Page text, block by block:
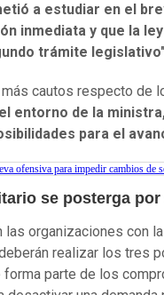
a estudiar en el
inmediata y que la
trámite
cautos respecto de
entorno de la
para el
ofensiva para impedir cambios de
se posterga por
organizaciones con
realizar los tres
forma parte de los